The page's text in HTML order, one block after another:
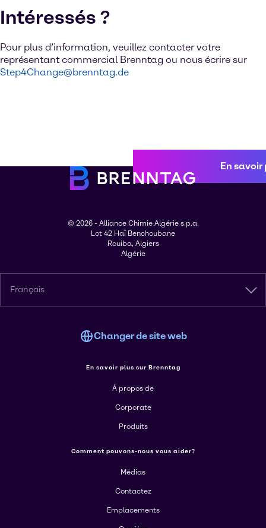
Intéressés ?
Pour plus d’information, veuillez contacter votre
représentant commercial Brenntag ou nous écrire sur
Step4Change@brenntag.de
En savoir
© 2026 - Alliance Chimie Algérie s.p.a.
Lot 42 Haï Benchoubane
Rouiba, Algiers
Algérie
Français
Changer de site web
En savoir plus sur Brenntag
Á propos de
Corporate
Produits
Comment pouvons-nous vous aider?
Médias
Contactez
Emplacements